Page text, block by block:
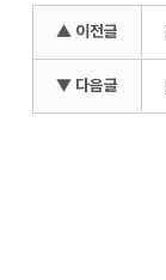
▲ 이전글
▼ 다음글